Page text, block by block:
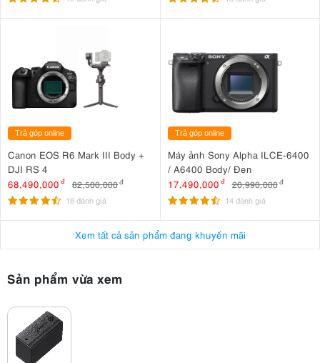
Trả góp online
Canon EOS R6 Mark III Body +
DJI RS 4
68,490,000 đ 82,500,000đ
18 đánh giá
Trả góp online
Máy ảnh Sony Alpha ILCE-6400
/ A6400 Body/ Đen
17,490,000 đ 20,990,000 đ
14 đánh giá
Xem tất cả sản phẩm đang khuyến mãi
Sản phẩm vừa xem